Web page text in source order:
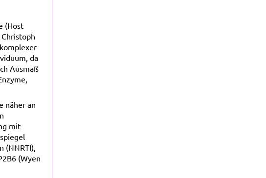
(Host
da
Ausmaß
näher an
mit
(NNRTI),
(Wyen